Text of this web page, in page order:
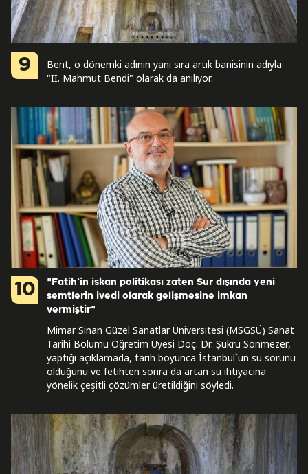
9
Bent, o dönemki adının yanı sıra artık banisinin adıyla
"II. Mahmut Bendi" olarak da anılıyor.
10
"Fatih`in iskan politikası zaten Sur dışında yeni
semtlerin ivedi olarak gelişmesine imkan
vermiştir"
Mimar Sinan Güzel Sanatlar Üniversitesi (MSGSÜ) Sanat
Tarihi Bölümü Öğretim Üyesi Doç. Dr. Şükrü Sönmezer,
yaptığı açıklamada, tarih boyunca İstanbul`un su sorunu
olduğunu ve fetihten sonra da artan su ihtiyacına
yönelik çeşitli çözümler üretildiğini söyledi.